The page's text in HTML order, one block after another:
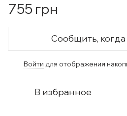
755 грн
Сообщить, когда
Войти для отображения
В избранное